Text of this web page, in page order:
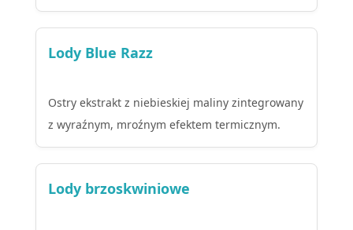
Lody Blue Razz
Ostry ekstrakt z niebieskiej maliny zintegrowany
z wyraźnym, mroźnym efektem termicznym.
Lody brzoskwiniowe